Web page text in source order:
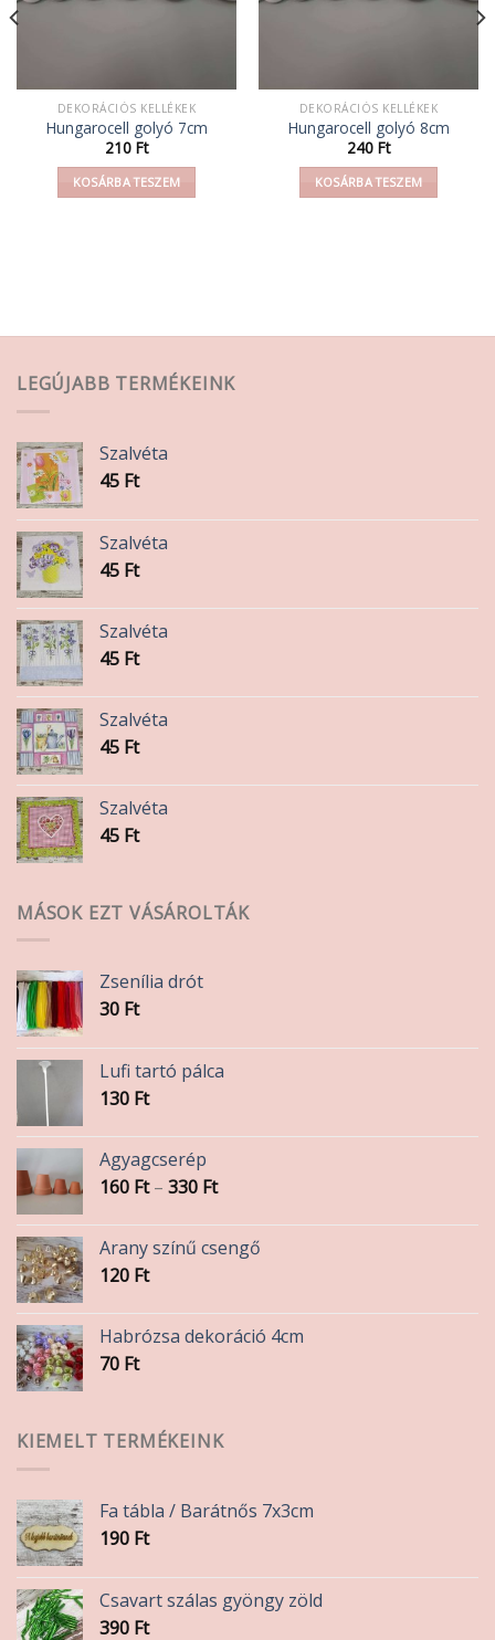
DEKORÁCIÓS KELLÉKEK
Hungarocell golyó 7cm
210 Ft
KOSÁRBA TESZEM
DEKORÁCIÓS KELLÉKEK
Hungarocell golyó 8cm
240 Ft
KOSÁRBA TESZEM
LEGÚJABB TERMÉKEINK
Szalvéta
45 Ft
Szalvéta
45 Ft
Szalvéta
45 Ft
Szalvéta
45 Ft
Szalvéta
45 Ft
MÁSOK EZT VÁSÁROLTÁK
Zsenília drót
30 Ft
Lufi tartó pálca
130 Ft
Agyagcserép
160 Ft – 330 FtÁrtartomány:
-
330 Ft
Arany színű csengő
120 Ft
Habrózsa dekoráció 4cm
70 Ft
KIEMELT TERMÉKEINK
Fa tábla / Barátnős 7x3cm
190 Ft
Csavart szálas gyöngy zöld
390 Ft